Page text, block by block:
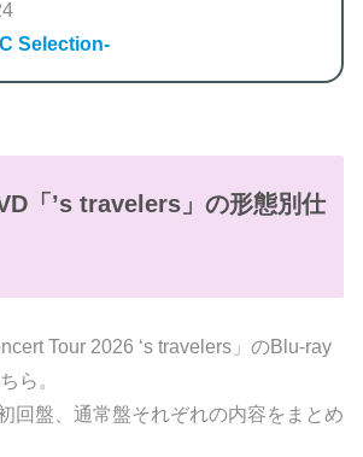
Selection-
「’s travelers」の形態別仕
Tour 2026 ‘s travelers」のBlu-ray
ら。
回盤、通常盤それぞれの内容をまとめ